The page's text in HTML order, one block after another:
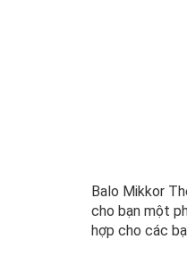
Balo Mikkor
cho bạn một
hợp cho các